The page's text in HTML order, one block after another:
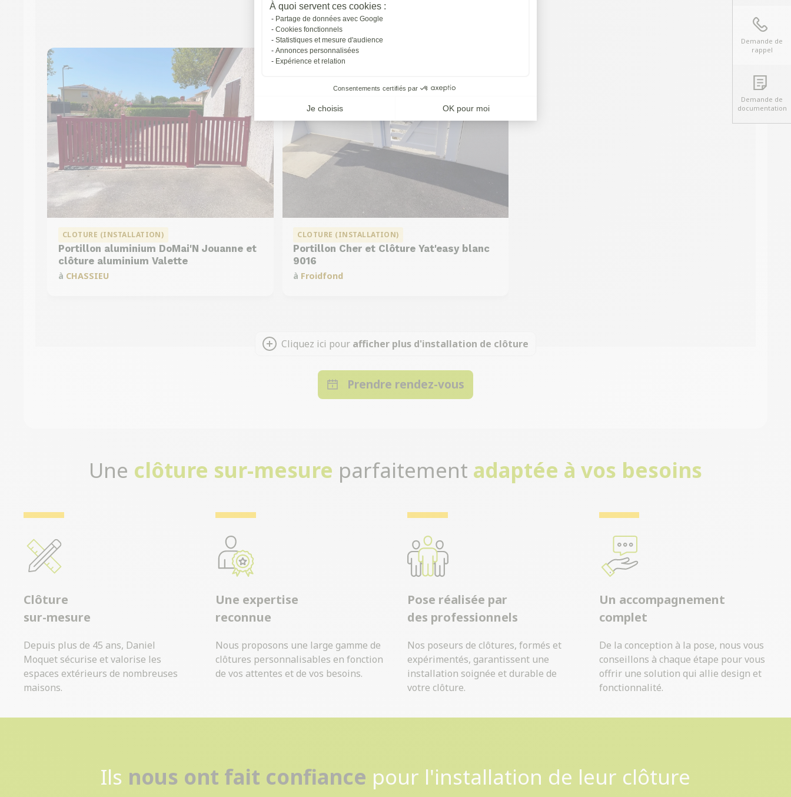
À quoi servent ces cookies :
Partage de données avec Google
Cookies fonctionnels
Statistiques et mesure d'audience
Annonces personnalisées
Expérience et relation
Consentements certifiés par
Je choisis OK pour moi
Axeptio consent
St-priest
CLOTURE (INSTALLATION)
Portillon aluminium DoMai'N Jouanne et
clôture aluminium Valette
à CHASSIEU
CLOTURE (INSTALLATION)
Portillon Cher et Clôture Yat'easy blanc
9016
à Froidfond
Cliquez ici pour afficher plus d'installation de clôture
Prendre rendez-vous
Une clôture sur-mesure parfaitement adaptée à vos besoins
Clôture
sur-mesure
Depuis plus de 45 ans, Daniel
Moquet sécurise et valorise les
espaces extérieurs de nombreuses
maisons.
Une expertise
reconnue
Nous proposons une large gamme de
clôtures personnalisables en fonction
de vos attentes et de vos besoins.
Pose réalisée par
des professionnels
Nos poseurs de clôtures, formés et
expérimentés, garantissent une
installation soignée et durable de
votre clôture.
Un accompagnement
complet
De la conception à la pose, nous vous
conseillons à chaque étape pour vous
offrir une solution qui allie design et
fonctionnalité.
Ils nous ont fait confiance pour l'installation de leur clôture
Demande de
rappel
Demande de
documentation